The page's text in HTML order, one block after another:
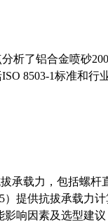
析了铝合金喷砂
8503-1标准和
承载力，包括螺
）提供抗拔承载力
响因素及选型建议